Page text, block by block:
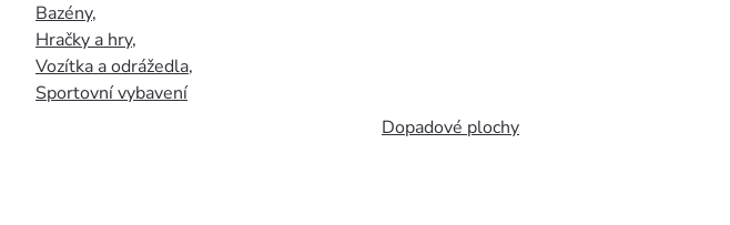
Bazény,
Hračky a hry,
Vozítka a odrážedla,
Sportovní vybavení
Dopadové plochy